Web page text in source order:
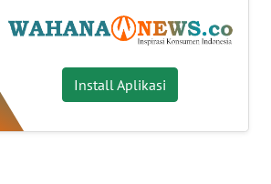
Install Aplikasi